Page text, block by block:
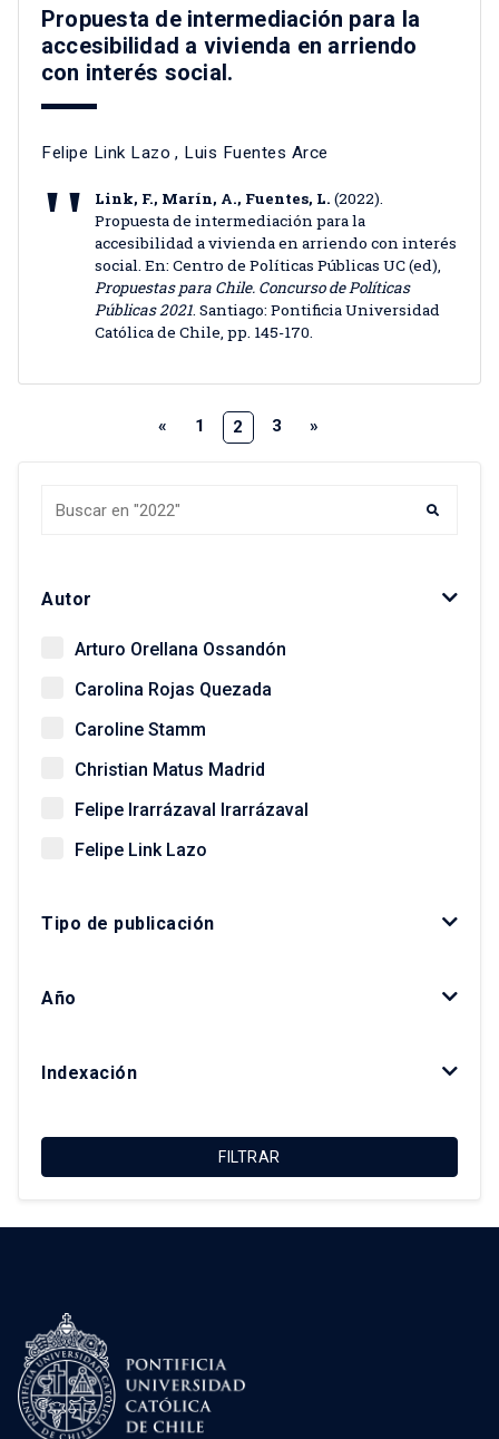
Autor
Arturo Orellana Ossandón
Carolina Rojas Quezada
Caroline Stamm
Christian Matus Madrid
Felipe Irarrázaval Irarrázaval
Felipe Link Lazo
Gonzalo Salazar Preece
Tipo de publicación
Año
Indexación
FILTRAR
Propuesta de intermediación para la
accesibilidad a vivienda en arriendo
con interés social.
Felipe Link Lazo , Luis Fuentes Arce
Link, F., Marín, A., Fuentes, L. (2022).
Propuesta de intermediación para la
accesibilidad a vivienda en arriendo con interés
social. En: Centro de Políticas Públicas UC (ed),
Propuestas para Chile. Concurso de Políticas
Públicas 2021. Santiago: Pontificia Universidad
Católica de Chile, pp. 145-170.
« 1 2 3 »